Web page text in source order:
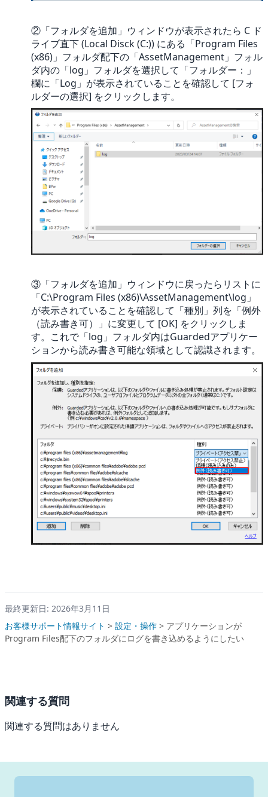
②「フォルダを追加」ウィンドウが表示されたら C ド
ライブ直下 (Local Disck (C:)) にある「Program Files
(x86)」フォルダ配下の「AssetManagement」フォル
ダ内の「log」フォルダを選択して「フォルダー：」
欄に「Log」が表示されていることを確認して [フォ
ルダーの選択] をクリックします。
③「フォルダを追加」ウィンドウに戻ったらリストに
「C:\Program Files (x86)\AssetManagement\log」
が表示されていることを確認して「種別」列を「例外
（読み書き可）」に変更して [OK] をクリックしま
す。これで「log」フォルダ内はGuardedアプリケー
ションから読み書き可能な領域として認識されます。
最終更新日: 2026年3月11日
お客様サポート情報サイト > 設定・操作 > アプリケーションが
Program Files配下のフォルダにログを書き込めるようにしたい
関連する質問
関連する質問はありません